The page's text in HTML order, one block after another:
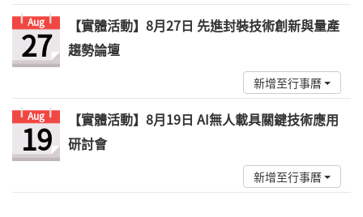
Aug
27
【實體活動】8月27日 先進封裝技術創新與量產
趨勢論壇
新增至行事曆
Aug
19
【實體活動】8月19日 AI無人載具關鍵技術應用
研討會
新增至行事曆